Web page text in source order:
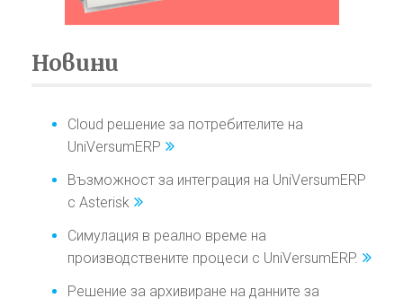
Новини
Cloud решение за потребителите на
UniVersumERP
Възможност за интеграция на UniVersumERP
с Asterisk
Симулация в реално време на
производствените процеси с UniVersumERP.
Решение за архивиране на данните за